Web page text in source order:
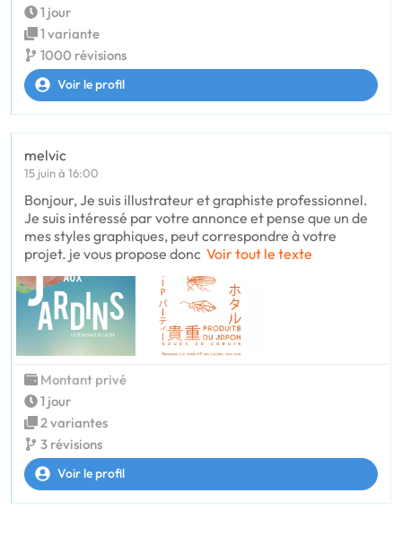
1 jour
1 variante
1000 révisions
Voir le profil
melvic
15 juin à 16:00
Bonjour, Je suis illustrateur et graphiste professionnel.
Je suis intéressé par votre annonce et pense que un de
mes styles graphiques, peut correspondre à votre
projet. je vous propose donc Voir tout le texte
Montant privé
1 jour
2 variantes
3 révisions
Voir le profil